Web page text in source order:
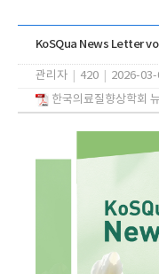
KoSQua News Letter
관리자 420
2026-03-
한국의료질향상학회